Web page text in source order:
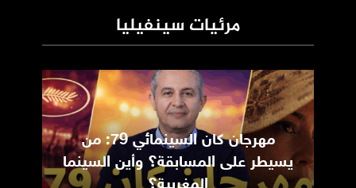
مرئيات سينفيليا
مهرجان كان السينمائي 79: من
يسيطر على المسابقة؟ وأين السينما